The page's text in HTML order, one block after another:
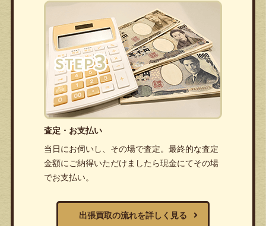
査定・お支払い
当日にお伺いし、その場で査定。最終的な査定
金額にご納得いただけましたら現金にてその場
でお支払い。
出張買取の流れを詳しく見る